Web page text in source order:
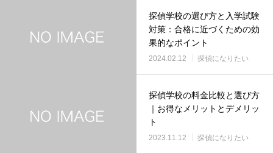
紹介します。」、「探偵学校
での学びの具体的な内容- 探
偵学校で学べる具体的なスキ
ルや知識について詳しく解説
ルは次の通りです： 「探偵
学校の役割と選び方- スキル
や知識を学ぶ意義とポイント
探偵学校の選び方と入学試験
対策：合格に近づくための効
果的なポイント
2024.02.12 探偵になりたい
探偵学校の料金比較と選び方
｜お得なメリットとデメリッ
ト
2023.11.12 探偵になりたい